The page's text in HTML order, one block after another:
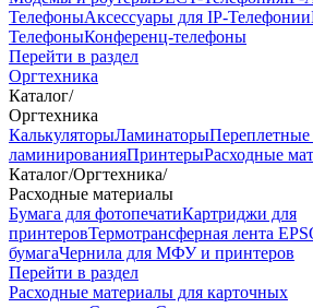
ТелефоныАксессуары для IP-Телефонии
ТелефоныКонференц-телефоны
Перейти в раздел
Оргтехника
Каталог/
Оргтехника
КалькуляторыЛаминаторы
ламинированияПринтерыРасходные
Каталог/Оргтехника/
Расходные материалы
Бумага для фотопечатиКартриджи для
принтеровТермотрансферная лента
бумагаЧернила для МФУ и принтеров
Перейти в раздел
Расходные материалы для карточных